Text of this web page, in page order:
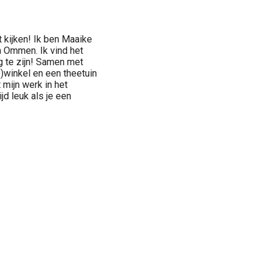
kijken! Ik ben Maaike
Ik vind het
te zijn! Samen met
en een theetuin
werk in het
leuk als je een